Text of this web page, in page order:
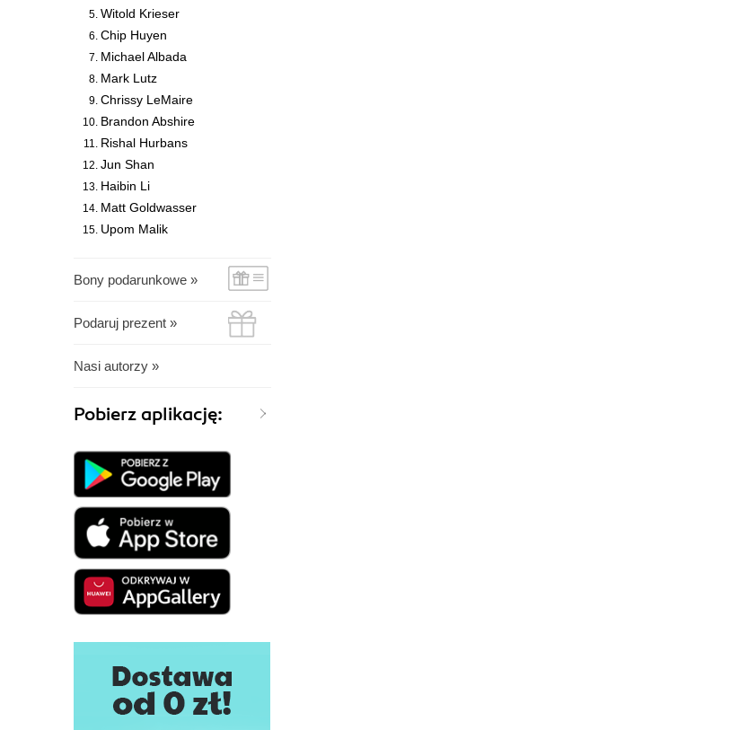
Witold Krieser
Chip Huyen
Michael Albada
Mark Lutz
Chrissy LeMaire
Brandon Abshire
Rishal Hurbans
Jun Shan
Haibin Li
Matt Goldwasser
Upom Malik
Bony podarunkowe »
Podaruj prezent »
Nasi autorzy »
Pobierz aplikację: